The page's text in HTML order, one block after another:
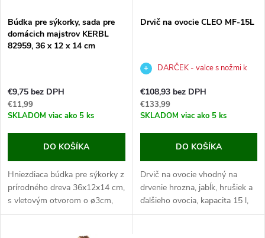
e
r
o
u
k
s
p
o
d
u
k
t
Búdka pre sýkorky, sada pre
domácich majstrov KERBL
82959, 36 x 12 x 14 cm
€9,75 bez DPH
€11,99
SKLADOM viac ako 5 ks
DO KOŠÍKA
Hniezdiaca búdka pre sýkorky z
prírodného dreva 36x12x14 cm,
s vletovým otvorom o ø3cm,
odklápacou strieškou a
Drvič na ovocie CLEO MF-15L
DARČEK - valce s nožmi k
€108,93 bez DPH
€133,99
SKLADOM viac ako 5 ks
DO KOŠÍKA
Drvič na ovocie vhodný na
drvenie hrozna, jabĺk, hrušiek a
ďalšieho ovocia, kapacita 15 l,
hodinový výkon až 200 kg/hod.